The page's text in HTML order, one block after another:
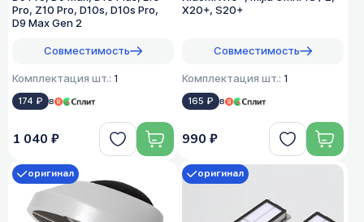
Pro, Z10 Pro, D10s, D10s Pro,
D9 Max Gen 2
Совместимость
Комплектация шт.: 1
174 ₽ в
1 040 ₽
X20+, S20+
Совместимость
Комплектация шт.: 1
165 ₽ в
990 ₽
оригинал оригинал